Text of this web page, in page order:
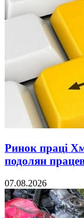
Ринок праці
подолян
07.08.2026